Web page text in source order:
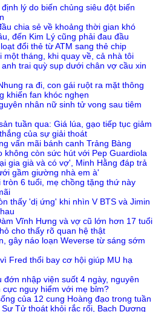
lý do biến chủng siêu đột biến
chia sẻ về khoảng thời gian khó
đến Kim Lý cũng phải đau đầu
đổi thẻ từ ATM sang thẻ chip
một tháng, khi quay về, cả nhà tôi
trai quỳ sụp dưới chân vợ cầu xin
ra đi, con gái ruột ra mặt thông
khiến fan khóc nghẹn
nhân nữ sinh tử vong sau tiêm
tuần qua: Giá lúa, gạo tiếp tục giảm
của sự giải thoát
vấn mãi bánh canh Trảng Bàng
không còn sức hút với Pep Guardiola
gia già và có vợ', Minh Hằng đáp trả
gầm giường nhà em à'
tròn 6 tuổi, mẹ chồng tặng thứ này
thấy 'dị ứng' khi nhìn V BTS và Jimin
Vĩnh Hưng và vợ cũ lớn hơn 17 tuổi
cho thấy rõ quan hệ thật
gây náo loạn Weverse từ sáng sớm
Fred thổi bay cơ hội giúp MU hạ
đớn nhập viện suốt 4 ngày, nguyên
cực nguy hiểm với mẹ bỉm?
của 12 cung Hoàng đạo trong tuần
Tử thoát khỏi rắc rối, Bạch Dương